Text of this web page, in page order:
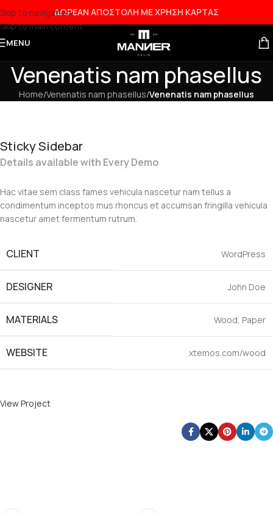
Skip to navigation
Skip to main content
ΔΩΡΕΑΝ ΑΠΟΣΤΟΛΗ ΜΕ ΧΡΗΣΗ ΚΑΡΤΑΣ
MENU
Venenatis nam phasellus
Home/Venenatis nam phasellus/Venenatis nam phasellus
Sticky Sidebar
Details available with Every Demo
Hac vitae sem class fames vehicula nascetur nam tellus a
condimentum inceptos mus rhoncus et accumsan fringilla vehicula
nascetur amet fermentum rutrum.
CLIENT WordPress
DESIGNER John Doe
MATERIALS Wood, Paper
WEBSITE xtemos.com/wood
View Project